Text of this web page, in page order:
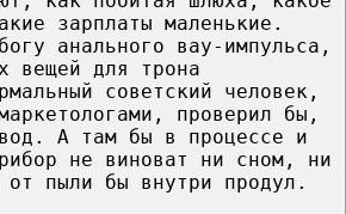
зарплаты маленькие.
анального вау-импульса,
вещей для трона
советский человек,
проверил бы,
А там бы в процессе и
не виноват ни сном, ни
пыли бы внутри продул.